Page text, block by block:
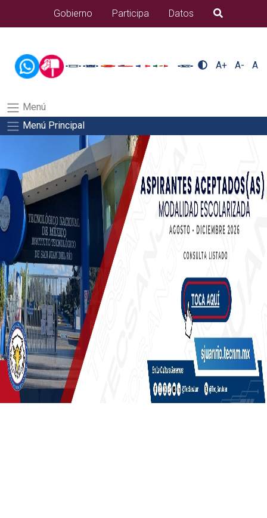
alumnos/seguro-a-estudiantesSalida del comando:
Gobierno Participa Datos B�squeda
A+ A- A
Menú
Menú Principal